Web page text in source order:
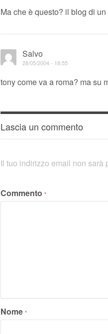
Ma che è questo? il blog di
Salvo
28/05/2004 - 18:55
tony come va a roma? ma su
Lascia un commento
Il tuo indirizzo email non sarà
Commento*
Nome*